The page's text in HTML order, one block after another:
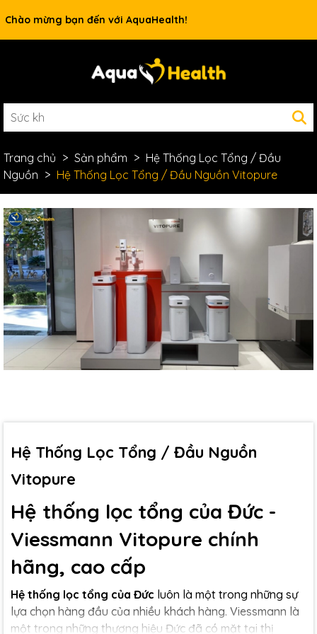
Chào mừng bạn đến với AquaHealth!
Rất nhiều ưu đãi và chương trình khuyến mãi đang chờ đợi
bạn
Trang chủ Sản phẩm
Hệ Thống Lọc Tổng / Đầu
Nguồn
Hệ Thống Lọc Tổng / Đầu Nguồn Vitopure
Hệ Thống Lọc Tổng / Đầu Nguồn
Vitopure
Hệ thống lọc tổng của Đức -
Viessmann Vitopure chính
hãng, cao cấp
Hệ thống lọc tổng của Đức luôn là một trong những sự
lựa chọn hàng đầu của nhiều khách hàng. Viessmann là
một trong những thương hiệu Đức đã có mặt tại thị